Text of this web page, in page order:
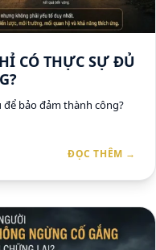
CÓ THỰC SỰ ĐỦ
bảo đảm thành công?
ĐỌC THÊM →